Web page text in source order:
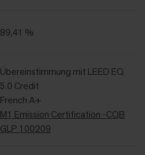
89,41 %
Übereinstimmung mit LEED EQ
5.0 Credit
French A+
M1 Emission Certification -CQB
GLP 100209